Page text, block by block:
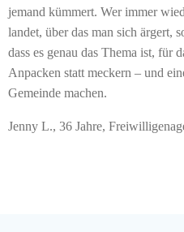
jemand kümmert. Wer immer
landet, über das man sich ärgert,
dass es genau das Thema ist, für
Anpacken statt meckern – und
Gemeinde machen.
Jenny L., 36 Jahre,